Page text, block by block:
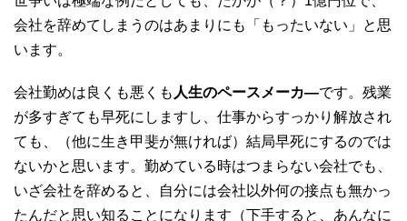
会社を辞めてしまうのはあまりにも「もったいない」と思
います。
会社勤めは良くも悪くも 人生のペースメーカ―です。残業
が多すぎても早死にしますし、仕事からすっかり解放され
ても、（他に生き甲斐が無ければ）結局早死にするのでは
ないかと思います。勤めている時はつまらない会社でも、
いざ会社を辞めると、自分には会社以外何の接点も無かっ
たんだと思い知ることになります（下手すると、あんなに